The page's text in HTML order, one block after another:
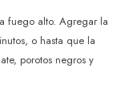
fuego alto. Agregar la
o hasta que la
porotos negros y